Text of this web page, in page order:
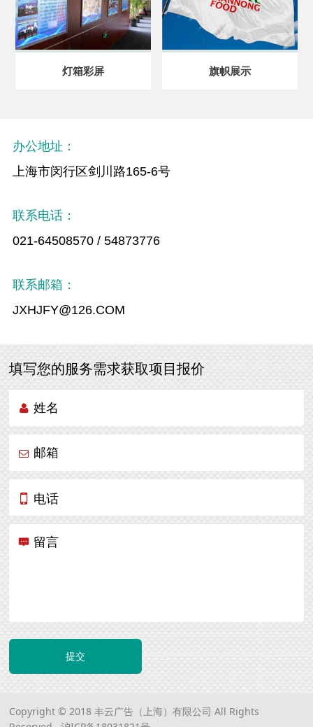
灯箱彩屏 旗帜展示
办公地址：
上海市闵行区剑川路165-6号
联系电话：
021-64508570 / 54873776
联系邮箱：
JXHJFY@126.COM
填写您的服务需求获取项目报价
姓名
邮箱
电话
留言
提交
Copyright © 2018 丰云广告（上海）有限公司 All Rights